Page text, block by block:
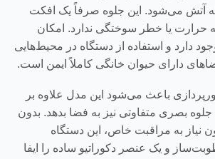
آتش می‌شود. این جلوه صرفاً یک افکت
حرارت یا خطر سوختگی ندارد. امکان
دارد و استفاده از دستگاه در محیط‌هایی
دارای حیوان خانگی کاملاً ایمن است.
باعث می‌شود این مدل علاوه بر
بصری متفاوتی نیز به فضا بدهد. بدون
نیاز به مراقبت خاص، این دستگاه
و یک عنصر دکوراتیو ساده را ایفا